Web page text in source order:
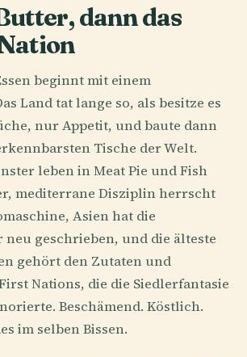
dann das
beginnt mit einem
Land tat lange so, als besitze es
nur Appetit, und baute dann
Tische der Welt.
leben in Meat Pie und Fish
mediterrane Disziplin herrscht
Asien hat die
geschrieben, und die älteste
gehört den Zutaten und
Nations, die die Siedlerfantasie
Beschämend. Köstlich.
im selben Bissen.